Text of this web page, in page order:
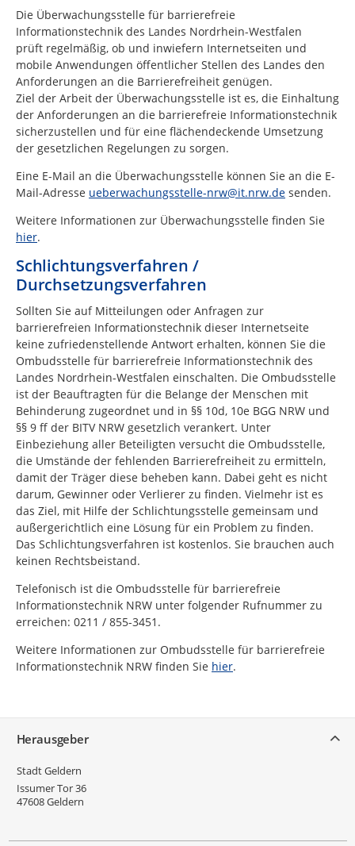
Die Überwachungsstelle für barrierefreie
Informationstechnik des Landes Nordrhein-Westfalen
prüft regelmäßig, ob und inwiefern Internetseiten und
mobile Anwendungen öffentlicher Stellen des Landes den
Anforderungen an die Barrierefreiheit genügen.
Ziel der Arbeit der Überwachungsstelle ist es, die Einhaltung
der Anforderungen an die barrierefreie Informationstechnik
sicherzustellen und für eine flächendeckende Umsetzung
der gesetzlichen Regelungen zu sorgen.
Eine E-Mail an die Überwachungsstelle können Sie an die E-
Mail-Adresse ueberwachungsstelle-nrw@it.nrw.de senden.
Weitere Informationen zur Überwachungsstelle finden Sie
hier.
Schlichtungsverfahren /
Durchsetzungsverfahren
Sollten Sie auf Mitteilungen oder Anfragen zur
barrierefreien Informationstechnik dieser Internetseite
keine zufriedenstellende Antwort erhalten, können Sie die
Ombudsstelle für barrierefreie Informationstechnik des
Landes Nordrhein-Westfalen einschalten. Die Ombudsstelle
ist der Beauftragten für die Belange der Menschen mit
Behinderung zugeordnet und in §§ 10d, 10e BGG NRW und
§§ 9 ff der BITV NRW gesetzlich verankert. Unter
Einbeziehung aller Beteiligten versucht die Ombudsstelle,
die Umstände der fehlenden Barrierefreiheit zu ermitteln,
damit der Träger diese beheben kann. Dabei geht es nicht
darum, Gewinner oder Verlierer zu finden. Vielmehr ist es
das Ziel, mit Hilfe der Schlichtungsstelle gemeinsam und
außergerichtlich eine Lösung für ein Problem zu finden.
Das Schlichtungsverfahren ist kostenlos. Sie brauchen auch
keinen Rechtsbeistand.
Telefonisch ist die Ombudsstelle für barrierefreie
Informationstechnik NRW unter folgender Rufnummer zu
erreichen: 0211 / 855-3451.
Weitere Informationen zur Ombudsstelle für barrierefreie
Informationstechnik NRW finden Sie hier.
Herausgeber
Stadt Geldern
Issumer Tor 36
47608Geldern